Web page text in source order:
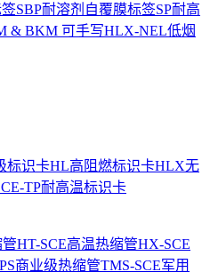
SBP耐溶剂自覆膜标签SP耐高
& BKM 可手写HLX-NEL低烟
标识卡HL高阻燃标识卡HLX无
TP耐高温标识卡
HT-SCE高温热缩管HX-SCE
商业级热缩管TMS-SCE军用